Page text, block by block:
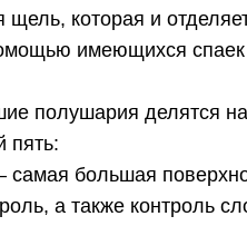
которая и
имеющихся спаек
полушария делятся
пять:
большая
а также контроль